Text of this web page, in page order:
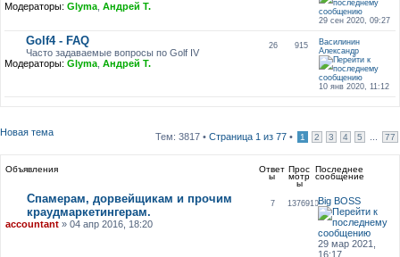
Модераторы: Glyma,Андрей Т.
29 сен 2020, 09:27
Golf4 - FAQ
Часто задаваемые вопросы по Golf IV
Модераторы: Glyma,Андрей Т.
26 915
Василинин
Александр
10 янв 2020, 11:12
Новая тема Тем: 3817 • Страница 1 из 77 • 1 2 3 4 5 77
Объявления Ответ
ы
Прос
мотр
ы
Последнее
сообщение
Спамерам, дорвейщикам и прочим
краудмаркетингерам.
accountant» 04 апр 2016, 18:20
7 1376910Big BOSS
29 мар 2021,
16:17